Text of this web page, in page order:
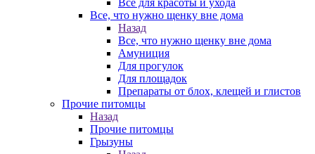
Все для красоты и ухода
Все, что нужно щенку вне дома
Назад
Все, что нужно щенку вне дома
Амуниция
Для прогулок
Для площадок
Препараты от блох, клещей и глистов
Прочие питомцы
Назад
Прочие питомцы
Грызуны